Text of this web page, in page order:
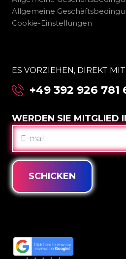
Allgemeine
Cookie-Einstellungen
ES VORZIEHEN, DIREKT
+49 392 926 781
WERDEN SIE MITGLIED
E-
MAIL
SCHICKEN